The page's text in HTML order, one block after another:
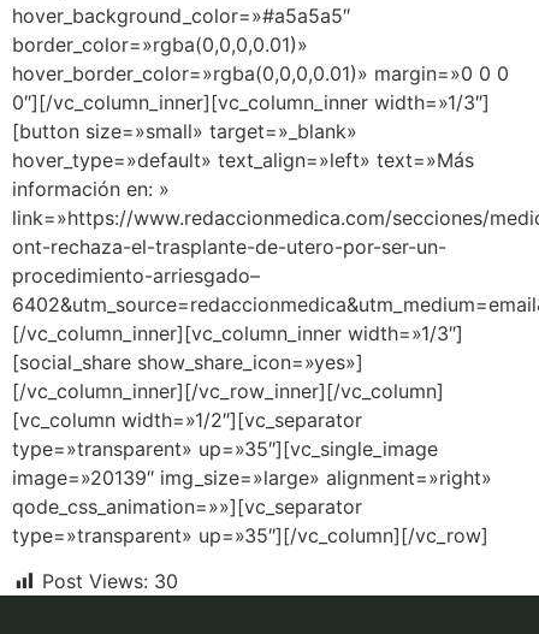
hover_background_color=»#a5a5a5″
border_color=»rgba(0,0,0,0.01)»
hover_border_color=»rgba(0,0,0,0.01)» margin=»0 0 0
0″][/vc_column_inner][vc_column_inner width=»1/3″]
[button size=»small» target=»_blank»
hover_type=»default» text_align=»left» text=»Más
información en: »
link=»https://www.redaccionmedica.com/secciones/
ont-rechaza-el-trasplante-de-utero-por-ser-un-
procedimiento-arriesgado–
[/vc_column_inner][vc_column_inner width=»1/3″]
[social_share show_share_icon=»yes»]
[/vc_column_inner][/vc_row_inner][/vc_column]
[vc_column width=»1/2″][vc_separator
type=»transparent» up=»35″][vc_single_image
image=»20139″ img_size=»large» alignment=»right»
qode_css_animation=»»][vc_separator
type=»transparent» up=»35″][/vc_column][/vc_row]
Post Views: 30